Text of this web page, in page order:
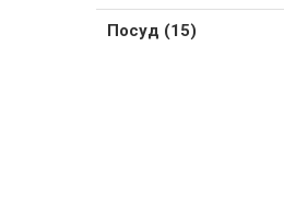
Посуд (15)